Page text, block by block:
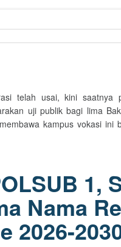
telah usai, kini saatnya
uji publik bagi lima
kampus vokasi ini
1,
Nama
2026-